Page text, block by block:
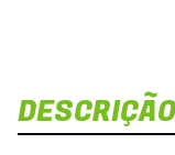
DESCRIÇÃO